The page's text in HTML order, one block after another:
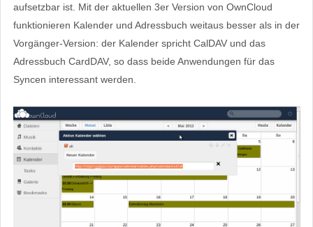
aufsetzbar ist. Mit der aktuellen 3er Version von OwnCloud
funktionieren Kalender und Adressbuch weitaus besser als in der
Vorgänger-Version: der Kalender spricht CalDAV und das
Adressbuch CardDAV, so dass beide Anwendungen für das
Syncen interessant werden.